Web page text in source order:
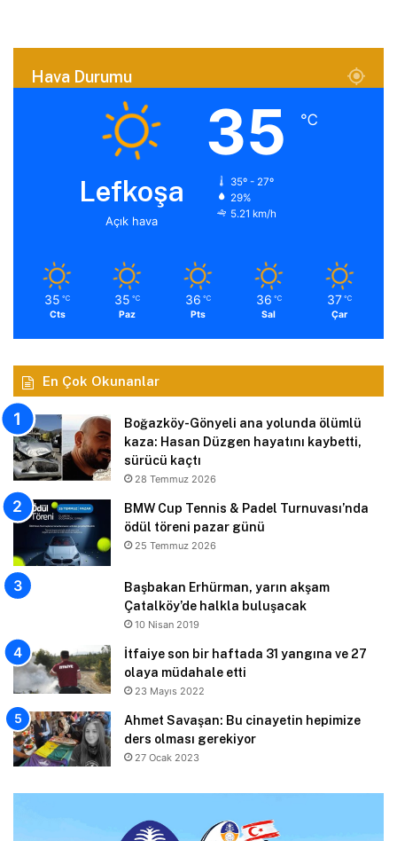
Hava Durumu
Lefkoşa
Açık hava
35 ℃
35º - 27º
29%
5.21 km/h
35 ℃
Cts
35 ℃
Paz
36 ℃
Pts
36 ℃
Sal
37 ℃
Çar
En Çok Okunanlar
Boğazköy-Gönyeli ana yolunda ölümlü
kaza: Hasan Düzgen hayatını kaybetti,
sürücü kaçtı
28 Temmuz 2026
BMW Cup Tennis & Padel Turnuvası’nda
ödül töreni pazar günü
25 Temmuz 2026
Başbakan Erhürman, yarın akşam
Çatalköy’de halkla buluşacak
10 Nisan 2019
İtfaiye son bir haftada 31 yangına ve 27
olaya müdahale etti
23 Mayıs 2022
Ahmet Savaşan: Bu cinayetin hepimize
ders olması gerekiyor
27 Ocak 2023